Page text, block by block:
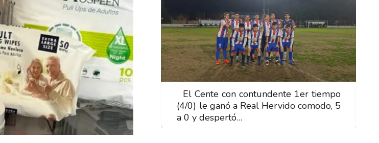
con contundente 1er tiempo
le ganó a Real Hervido comodo, 5
despertó…
El Cente con contundente 1er tiempo
(4/0) le ganó a Real Hervido comodo, 5
a 0 y despertó…